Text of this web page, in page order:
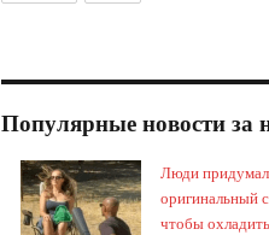
Популярные новости за
Люди
оригинальный
чтобы